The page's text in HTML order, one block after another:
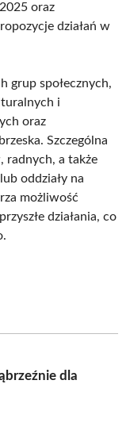
oraz
działań w
grup społecznych,
i
oraz
Szczególna
radnych, a także
oddziały na
możliwość
działania, co
dla